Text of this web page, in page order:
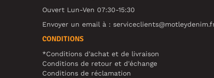
Ouvert Lun-Ven 07:30-15:30
Envoyer un email à :
CONDITIONS
*Conditions d'achat et de livraison
Conditions de retour et d'échange
Conditions de réclamation